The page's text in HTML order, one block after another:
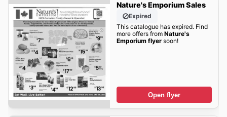
Nature's Emporium Sales
Expired
This catalogue has expired. Find
more offers from Nature's
Emporium flyersoon!
Open flyer